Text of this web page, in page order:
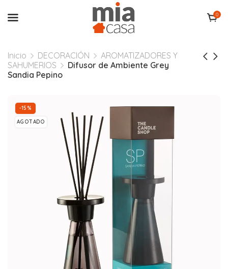
0
Inicio DECORACIÓN
AROMATIZADORES Y
SAHUMERIOS
Difusor de Ambiente Grey
Sandia Pepino
-15%
AGOTADO